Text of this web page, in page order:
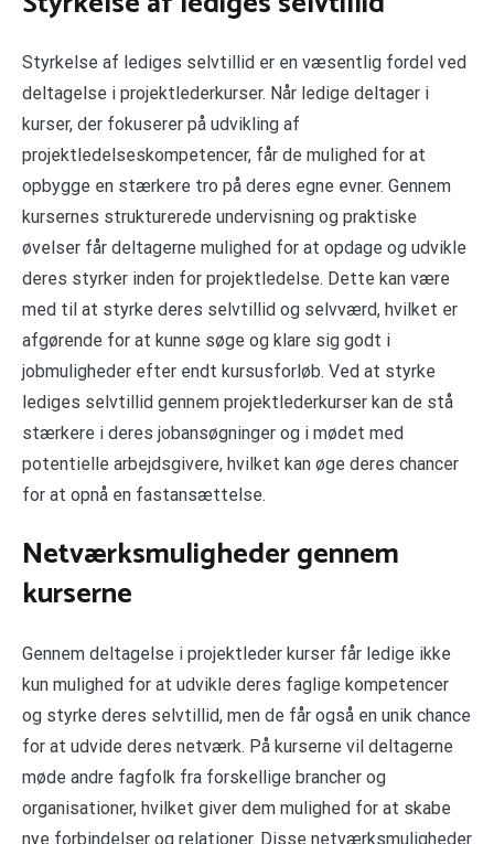
Styrkelse af lediges selvtillid er en væsentlig fordel ved
deltagelse i projektlederkurser. Når ledige deltager i
kurser, der fokuserer på udvikling af
projektledelseskompetencer, får de mulighed for at
opbygge en stærkere tro på deres egne evner. Gennem
kursernes strukturerede undervisning og praktiske
øvelser får deltagerne mulighed for at opdage og udvikle
deres styrker inden for projektledelse. Dette kan være
med til at styrke deres selvtillid og selvværd, hvilket er
afgørende for at kunne søge og klare sig godt i
jobmuligheder efter endt kursusforløb. Ved at styrke
lediges selvtillid gennem projektlederkurser kan de stå
stærkere i deres jobansøgninger og i mødet med
potentielle arbejdsgivere, hvilket kan øge deres chancer
for at opnå en fastansættelse.
Netværksmuligheder gennem
kurserne
Gennem deltagelse i projektleder kurser får ledige ikke
kun mulighed for at udvikle deres faglige kompetencer
og styrke deres selvtillid, men de får også en unik chance
for at udvide deres netværk. På kurserne vil deltagerne
møde andre fagfolk fra forskellige brancher og
organisationer, hvilket giver dem mulighed for at skabe
nye forbindelser og relationer. Disse netværksmuligheder